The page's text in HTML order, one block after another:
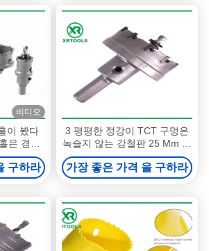
비디오
이 봤다
은 경질
다
구하라
3 평평한 정강이 TCT 구멍은
녹슬지 않는 강철판 25 Mm 동
안 커터가 깊이를 줄이는 것을
봤습니다
가장 좋은 가격 을 구하라